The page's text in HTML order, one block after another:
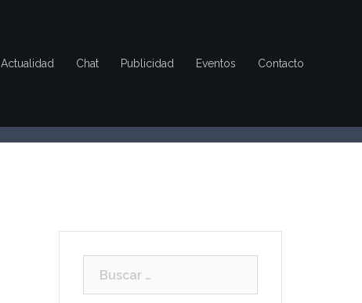
Actualidad Chat Publicidad Eventos Contacto